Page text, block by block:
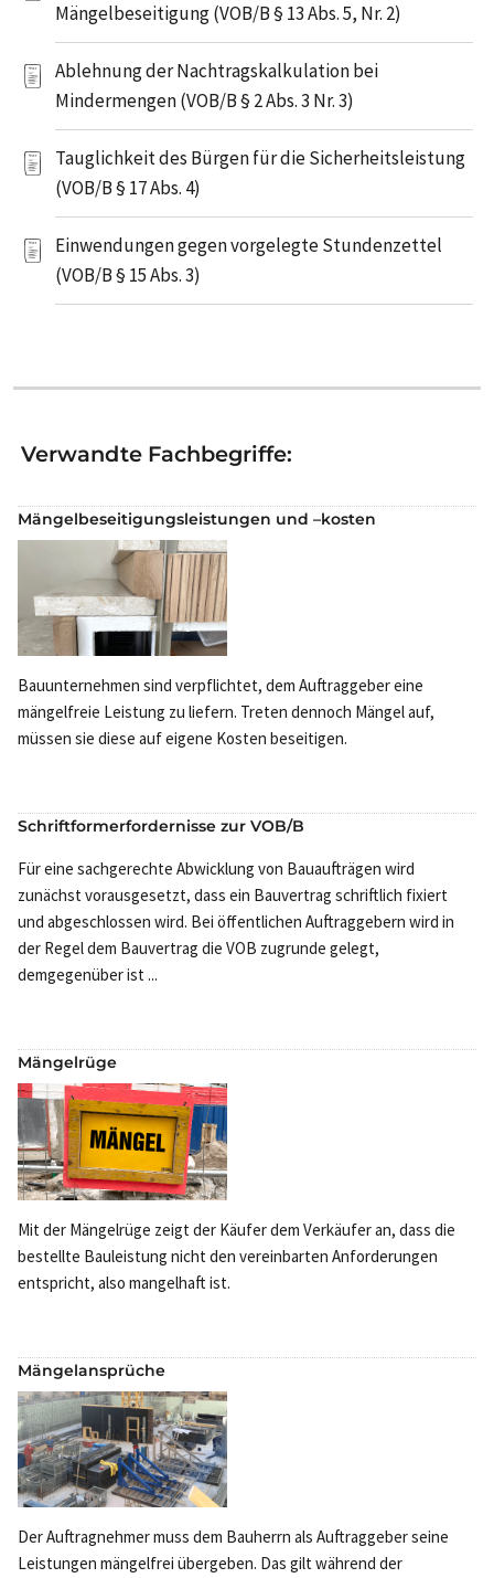
Mängelbeseitigung (VOB/B § 13 Abs. 5, Nr. 2)
Ablehnung der Nachtragskalkulation bei
Mindermengen (VOB/B § 2 Abs. 3 Nr. 3)
Tauglichkeit des Bürgen für die Sicherheitsleistung
(VOB/B § 17 Abs. 4)
Einwendungen gegen vorgelegte Stundenzettel
(VOB/B § 15 Abs. 3)
Verwandte Fachbegriffe:
Mängelbeseitigungsleistungen und –kosten
Bauunternehmen sind verpflichtet, dem Auftraggeber eine
mängelfreie Leistung zu liefern. Treten dennoch Mängel auf,
müssen sie diese auf eigene Kosten beseitigen.
Schriftformerfordernisse zur VOB/B
Für eine sachgerechte Abwicklung von Bauaufträgen wird
zunächst vorausgesetzt, dass ein Bauvertrag schriftlich fixiert
und abgeschlossen wird. Bei öffentlichen Auftraggebern wird in
der Regel dem Bauvertrag die VOB zugrunde gelegt,
demgegenüber ist ...
Mängelrüge
Mit der Mängelrüge zeigt der Käufer dem Verkäufer an, dass die
bestellte Bauleistung nicht den vereinbarten Anforderungen
entspricht, also mangelhaft ist.
Mängelansprüche
Der Auftragnehmer muss dem Bauherrn als Auftraggeber seine
Leistungen mängelfrei übergeben. Das gilt während der